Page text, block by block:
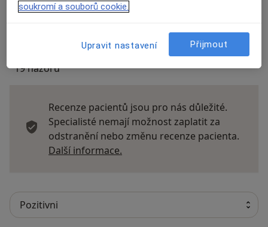
Přidejte svůj názor
19 názorů
Recenze pacientů jsou pro nás důležité.
Specialisté nemají možnost zaplatit za
odstranění nebo změnu recenze pacienta.
Další informace.
soukromí a souborů cookie.
Upravit nastavení Přijmout